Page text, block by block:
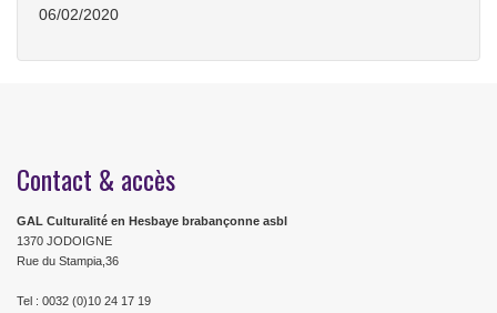
06/02/2020
Contact & accès
GAL Culturalité en Hesbaye brabançonne asbl
1370 JODOIGNE
Rue du Stampia,36
Tel : 0032 (0)10 24 17 19